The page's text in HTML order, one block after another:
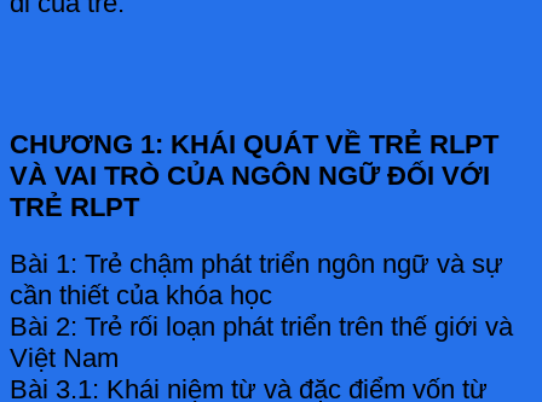
CHƯƠNG 1: KHÁI QUÁT VỀ TRẺ RLPT
VÀ VAI TRÒ CỦA NGÔN NGỮ ĐỐI VỚI
TRẺ RLPT
Bài 1: Trẻ chậm phát triển ngôn ngữ và sự
cần thiết của khóa học
Bài 2: Trẻ rối loạn phát triển trên thế giới và
Việt Nam
Bài 3.1: Khái niệm từ và đặc điểm vốn từ